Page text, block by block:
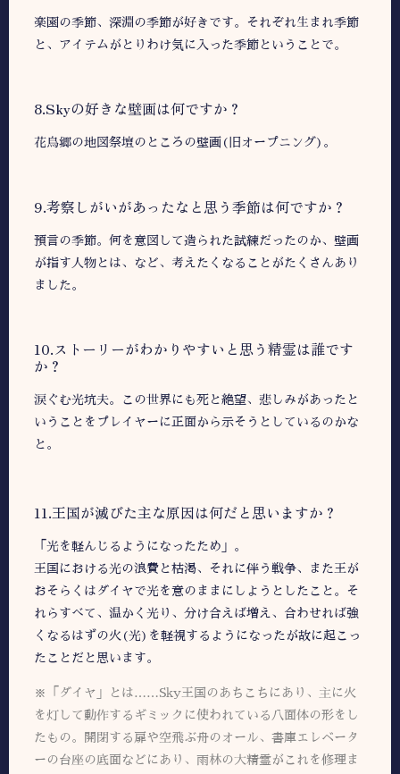
楽園の季節、深淵の季節が好きです。それぞれ生まれ季節
と、アイテムがとりわけ気に入った季節ということで。
8.Skyの好きな壁画は何ですか？
花鳥郷の地図祭壇のところの壁画(旧オープニング)。
9.考察しがいがあったなと思う季節は何ですか？
預言の季節。何を意図して造られた試練だったのか、壁画
が指す人物とは、など、考えたくなることがたくさんあり
ました。
10.ストーリーがわかりやすいと思う精霊は誰です
か？
涙ぐむ光坑夫。この世界にも死と絶望、悲しみがあったと
いうことをプレイヤーに正面から示そうとしているのかな
と。
11.王国が滅びた主な原因は何だと思いますか？
「光を軽んじるようになったため」。
王国における光の浪費と枯渇、それに伴う戦争、また王が
おそらくはダイヤで光を意のままにしようとしたこと。そ
れらすべて、温かく光り、分け合えば増え、合わせれば強
くなるはずの火(光)を軽視するようになったが故に起こっ
たことだと思います。
※「ダイヤ」とは……Sky王国のあちこちにあり、主に火
を灯して動作するギミックに使われている八面体の形をし
たもの。開閉する扉や空飛ぶ舟のオール、書庫エレベータ
ーの台座の底面などにあり、雨林の大精霊がこれを修理ま